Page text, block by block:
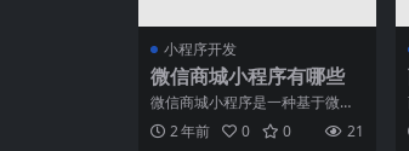
小程序开发
微信商城小程序有哪些
微信商城小程序是一种基于微信
平台的电商平台，具有方便、易
用、高效的特点，为商家和
2 年前 0 0 21